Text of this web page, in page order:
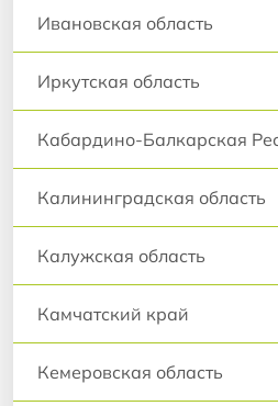
Ивановская область
Иркутская область
Кабардино-Балкарская
Калининградская область
Калужская область
Камчатский край
Кемеровская область